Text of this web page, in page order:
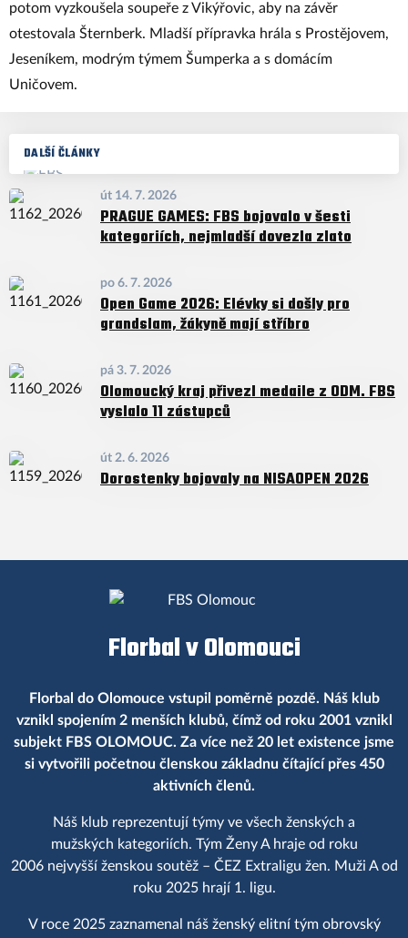
DALŠÍ ČLÁNKY
út 14. 7. 2026
PRAGUE GAMES: FBS bojovalo v šesti
kategoriích, nejmladší dovezla zlato
po 6. 7. 2026
Open Game 2026: Elévky si došly pro
grandslam, žákyně mají stříbro
pá 3. 7. 2026
Olomoucký kraj přivezl medaile z ODM. FBS
vyslalo 11 zástupců
út 2. 6. 2026
Dorostenky bojovaly na NISAOPEN 2026
potom vyzkoušela soupeře z Vikýřovic, aby na závěr
otestovala Šternberk. Mladší přípravka hrála s Prostějovem,
Jeseníkem, modrým týmem Šumperka a s domácím
Uničovem.
Florbal v Olomouci
Florbal do Olomouce vstupil poměrně pozdě. Náš klub
vznikl spojením 2 menších klubů, čímž od roku 2001 vznikl
subjekt FBS OLOMOUC. Za více než 20 let existence jsme
si vytvořili početnou členskou základnu čítající přes 450
aktivních členů.
Náš klub reprezentují týmy ve všech ženských a
mužských kategoriích. Tým Ženy A hraje od roku
2006 nejvyšší ženskou soutěž – ČEZ Extraligu žen. Muži A od
roku 2025 hrají 1. ligu.
V roce 2025 zaznamenal náš ženský elitní tým obrovský